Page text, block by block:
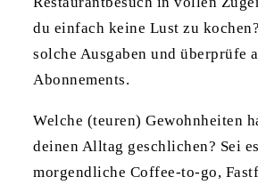
du einfach keine Lust zu
solche Ausgaben und überprüfe
Abonnements.
Welche (teuren) Gewohnheiten
deinen Alltag geschlichen? Sei
morgendliche Coffee-to-go,